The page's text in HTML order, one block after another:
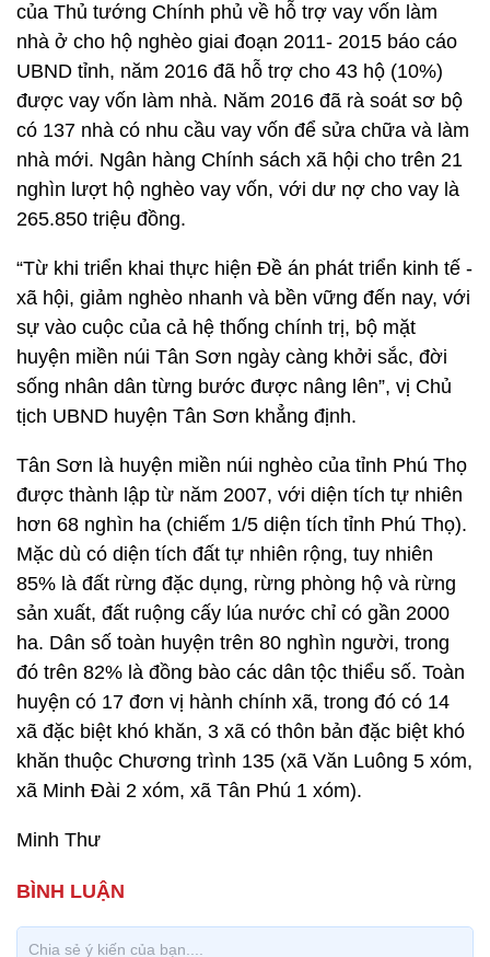
của Thủ tướng Chính phủ về hỗ trợ vay vốn làm
nhà ở cho hộ nghèo giai đoạn 2011- 2015 báo cáo
UBND tỉnh, năm 2016 đã hỗ trợ cho 43 hộ (10%)
được vay vốn làm nhà. Năm 2016 đã rà soát sơ bộ
có 137 nhà có nhu cầu vay vốn để sửa chữa và làm
nhà mới. Ngân hàng Chính sách xã hội cho trên 21
nghìn lượt hộ nghèo vay vốn, với dư nợ cho vay là
265.850 triệu đồng.
“Từ khi triển khai thực hiện Đề án phát triển kinh tế -
xã hội, giảm nghèo nhanh và bền vững đến nay, với
sự vào cuộc của cả hệ thống chính trị, bộ mặt
huyện miền núi Tân Sơn ngày càng khởi sắc, đời
sống nhân dân từng bước được nâng lên”, vị Chủ
tịch UBND huyện Tân Sơn khẳng định.
Tân Sơn là huyện miền núi nghèo của tỉnh Phú Thọ
được thành lập từ năm 2007, với diện tích tự nhiên
hơn 68 nghìn ha (chiếm 1/5 diện tích tỉnh Phú Thọ).
Mặc dù có diện tích đất tự nhiên rộng, tuy nhiên
85% là đất rừng đặc dụng, rừng phòng hộ và rừng
sản xuất, đất ruộng cấy lúa nước chỉ có gần 2000
ha. Dân số toàn huyện trên 80 nghìn người, trong
đó trên 82% là đồng bào các dân tộc thiểu số. Toàn
huyện có 17 đơn vị hành chính xã, trong đó có 14
xã đặc biệt khó khăn, 3 xã có thôn bản đặc biệt khó
khăn thuộc Chương trình 135 (xã Văn Luông 5 xóm,
xã Minh Đài 2 xóm, xã Tân Phú 1 xóm).
Minh Thư